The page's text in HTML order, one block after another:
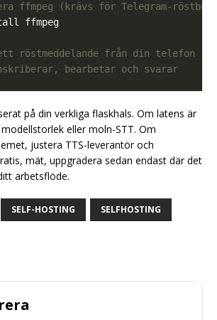
ffmpeg (krävs för Telegram-
röstmeddelande från din telefon
bearbetar och svarar
på din verkliga flaskhals. Om latens är
eller moln-STT. Om
justera TTS-leverantör och
mät, uppgradera sedan endast där det
arbetsflöde.
SELF-HOSTING SELFHOSTING